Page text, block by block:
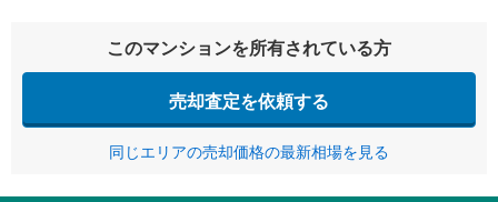
このマンションを所有されている方
売却査定を依頼する
同じエリアの売却価格の最新相場を見る